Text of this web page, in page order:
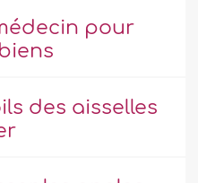
pour
des aisselles